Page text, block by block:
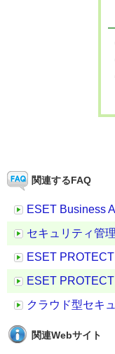
関連するFAQ
ESET Business
セキュリティ管
ESET
ESET
クラウド型セキ
関連Webサイト